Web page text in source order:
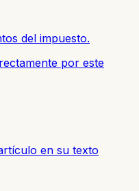
del impuesto.
por este
en su texto